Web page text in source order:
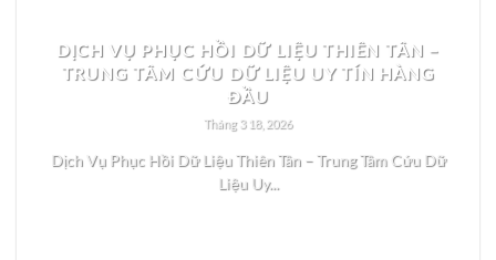
DỊCH VỤ PHỤC HỒI DỮ LIỆU THIÊN TÂN –
TRUNG TÂM CỨU DỮ LIỆU UY TÍN HÀNG
ĐẦU
Tháng 3 18, 2026
Dịch Vụ Phục Hồi Dữ Liệu Thiên Tân – Trung Tâm Cứu Dữ
Liệu Uy...